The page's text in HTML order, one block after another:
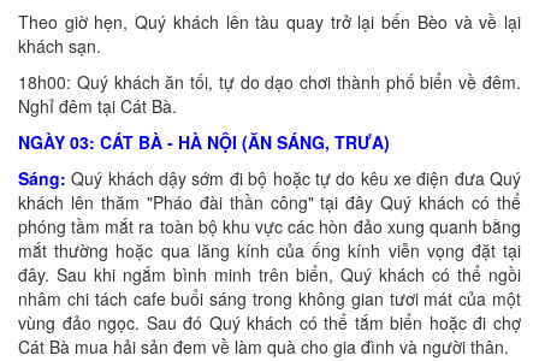
Theo giờ hẹn, Quý khách lên tàu quay trở lại bến Bèo và về lại
khách sạn.
18h00: Quý khách ăn tối, tự do dạo chơi thành phố biển về đêm.
Nghỉ đêm tại Cát Bà.
NGÀY 03: CÁT BÀ - HÀ NỘI (ĂN SÁNG, TRƯA)
Sáng: Quý khách dậy sớm đi bộ hoặc tự do kêu xe điện đưa Quý
khách lên thăm "Pháo đài thần công" tại đây Quý khách có thể
phóng tầm mắt ra toàn bộ khu vực các hòn đảo xung quanh bằng
mắt thường hoặc qua lăng kính của ống kính viễn vọng đặt tại
đây. Sau khi ngắm bình minh trên biển, Quý khách có thể ngồi
nhâm chi tách cafe buổi sáng trong không gian tươi mát của một
vùng đảo ngọc. Sau đó Quý khách có thể tắm biển hoặc đi chợ
Cát Bà mua hải sản đem về làm quà cho gia đình và người thân.